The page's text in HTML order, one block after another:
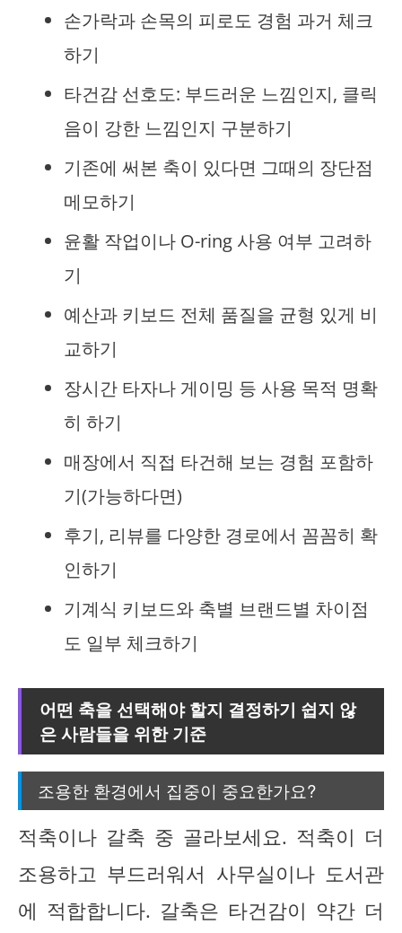
손가락과 손목의 피로도 경험 과거 체크
하기
타건감 선호도: 부드러운 느낌인지, 클릭
음이 강한 느낌인지 구분하기
기존에 써본 축이 있다면 그때의 장단점
메모하기
윤활 작업이나 O-ring 사용 여부 고려하
기
예산과 키보드 전체 품질을 균형 있게 비
교하기
장시간 타자나 게이밍 등 사용 목적 명확
히 하기
매장에서 직접 타건해 보는 경험 포함하
기(가능하다면)
후기, 리뷰를 다양한 경로에서 꼼꼼히 확
인하기
기계식 키보드와 축별 브랜드별 차이점
도 일부 체크하기
어떤 축을 선택해야 할지 결정하기 쉽지 않
은 사람들을 위한 기준
조용한 환경에서 집중이 중요한가요?
적축이나 갈축 중 골라보세요. 적축이 더
조용하고 부드러워서 사무실이나 도서관
에 적합합니다. 갈축은 타건감이 약간 더